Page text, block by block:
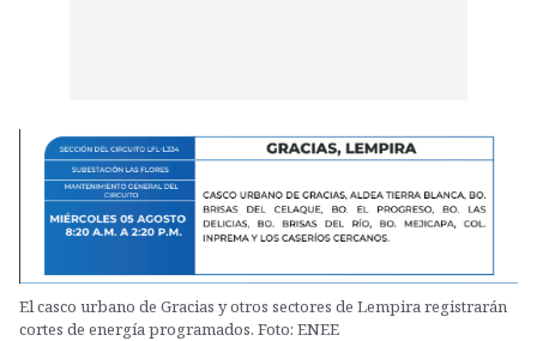
El casco urbano de Gracias y otros sectores de Lempira registrarán
cortes de energía programados. Foto: ENEE